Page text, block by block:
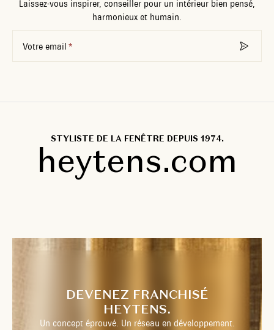
Laissez-vous inspirer, conseiller pour un intérieur bien pensé,
harmonieux et humain.
Votre email
STYLISTE DE LA FENÊTRE DEPUIS 1974.
heytens.com
DEVENEZ FRANCHISÉ
HEYTENS.
Un concept éprouvé. Un réseau en développement.